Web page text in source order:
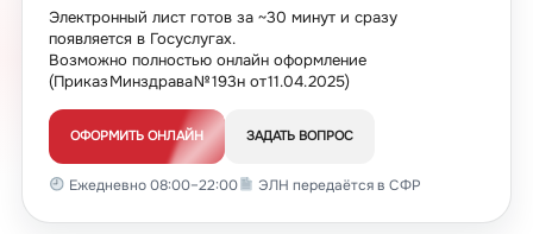
Электронный лист готов за ~30 минут и сразу
появляется в Госуслугах.
Возможно полностью онлайн оформление
(Приказ Минздрава № 193н от 11.04.2025)
ОФОРМИТЬ ОНЛАЙН ЗАДАТЬ ВОПРОС
Ежедневно 08:00–22:00 ЭЛН передаётся в СФР